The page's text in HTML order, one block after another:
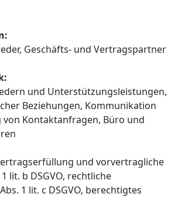
Geschäfts- und Vertragspartner
und Unterstützungsleistungen,
Beziehungen, Kommunikation
Kontaktanfragen, Büro und
und vorvertragliche
lit. b DSGVO, rechtliche
1 lit. c DSGVO, berechtigtes